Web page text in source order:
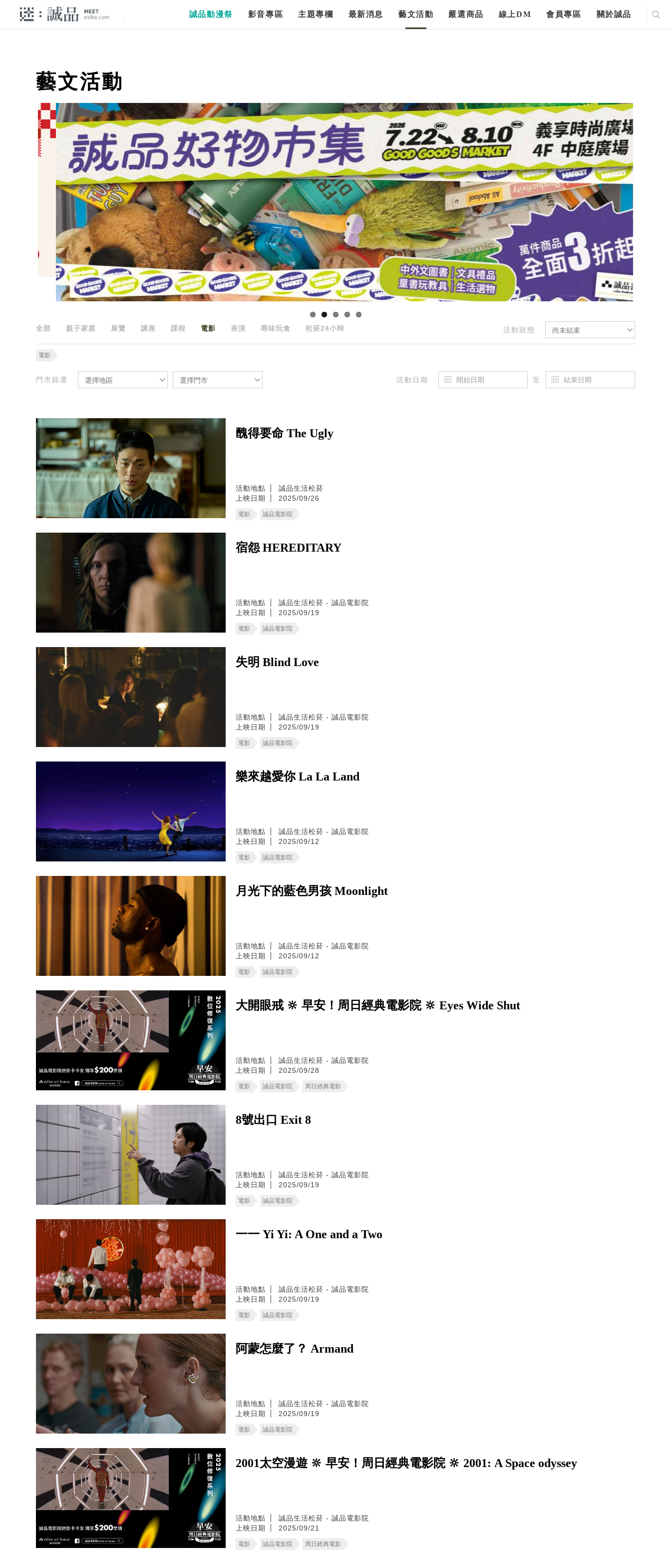
誠品動漫祭 影音專區 主題專欄 最新消息 藝文活動 嚴選商品 線上DM 會員專區 關於誠品
藝文活動
活動狀態 尚未結束
全部 親子家庭 展覽 講座 課程 電影 表演 尋味玩食 松菸24小時
電影
門市篩選 選擇地區 選擇門市 活動日期 至
醜得要命 The Ugly
活動地點
誠品生活松菸
上映日期
2025/09/26
電影 誠品電影院
宿怨 HEREDITARY
活動地點
誠品生活松菸 - 誠品電影院
上映日期
2025/09/19
電影 誠品電影院
失明 Blind Love
活動地點
誠品生活松菸 - 誠品電影院
上映日期
2025/09/19
電影 誠品電影院
樂來越愛你 La La Land
活動地點
誠品生活松菸 - 誠品電影院
上映日期
2025/09/12
電影 誠品電影院
月光下的藍色男孩 Moonlight
活動地點
誠品生活松菸 - 誠品電影院
上映日期
2025/09/12
電影 誠品電影院
大開眼戒 🔆 早安！周日經典電影院 🔆 Eyes Wide Shut
活動地點
誠品生活松菸 - 誠品電影院
上映日期
2025/09/28
電影 誠品電影院 周日經典電影
8號出口 Exit 8
活動地點
誠品生活松菸 - 誠品電影院
上映日期
2025/09/19
電影 誠品電影院
一一 Yi Yi: A One and a Two
活動地點
誠品生活松菸 - 誠品電影院
上映日期
2025/09/19
電影 誠品電影院
阿蒙怎麼了？ Armand
活動地點
誠品生活松菸 - 誠品電影院
上映日期
2025/09/19
電影 誠品電影院
2001太空漫遊 🔆 早安！周日經典電影院 🔆 2001: A Space odyssey
活動地點
誠品生活松菸 - 誠品電影院
上映日期
2025/09/21
電影 誠品電影院 周日經典電影